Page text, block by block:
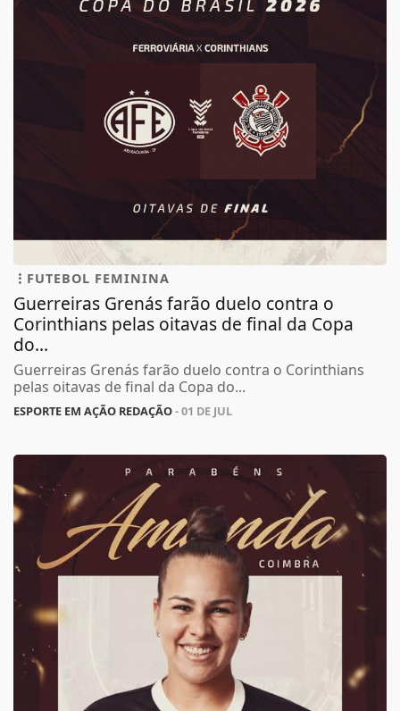
FUTEBOL FEMININA
Guerreiras Grenás farão duelo contra o
Corinthians pelas oitavas de final da Copa
do...
Guerreiras Grenás farão duelo contra o Corinthians
pelas oitavas de final da Copa do...
ESPORTE EM AÇÃO REDAÇÃO- 01 DE JUL